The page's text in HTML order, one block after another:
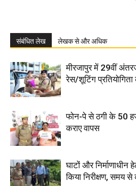
संबंधित लेख लेखक से और अधिक
मीरजापुर में 29वीं
रेस/शूटिंग
फोन-पे से ठगी के 50
कराए वापस
घाटों और
किया निरीक्षण, समय से